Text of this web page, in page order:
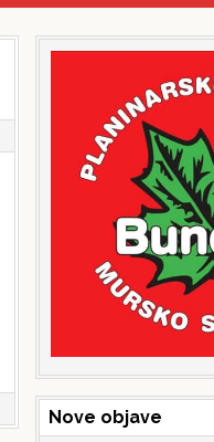
Nove objave